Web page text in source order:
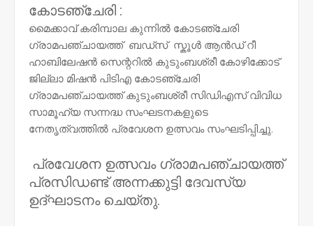
കോടഞ്ചേരി :
മൈക്കാവ് കരിമ്പാല കുന്നിൽ കോടഞ്ചേരി
ഗ്രാമപഞ്ചായത്ത് ബഡ്സ് സ്കൂൾ ആൻഡ് റീ
ഹാബിലേഷൻ സെന്ററിൽ കുടുംബശ്രീ കോഴിക്കോട്
ജില്ലാ മിഷൻ പിടിഎ കോടഞ്ചേരി
ഗ്രാമപഞ്ചായത്ത് കുടുംബശ്രീ സിഡിഎസ് വിവിധ
സാമൂഹ്യ സന്നദ്ധ സംഘടനകളുടെ
നേതൃത്വത്തിൽ പ്രവേശന ഉത്സവം സംഘടിപ്പിച്ചു.
പ്രവേശന ഉത്സവം ഗ്രാമപഞ്ചായത്ത്
പ്രസിഡണ്ട് അന്നക്കുട്ടി ദേവസ്യ
ഉദ്ഘാടനം ചെയ്തു.